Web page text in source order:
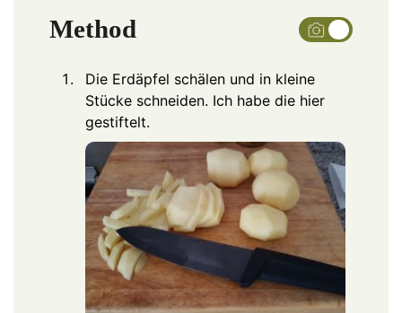
Method
Die Erdäpfel schälen und in kleine
Stücke schneiden. Ich habe die hier
gestiftelt.